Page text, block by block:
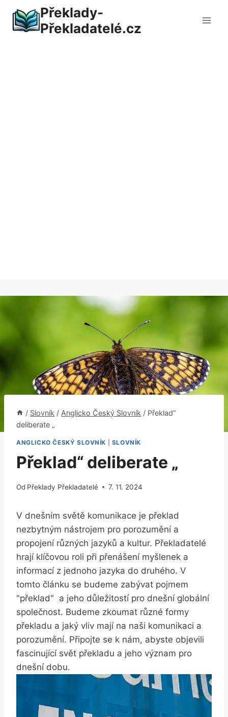
obsah
Překlady-
Překladatelé.cz
/ Slovník / Anglicko Český Slovník / Překlad“
deliberate „
ANGLICKO ČESKÝ SLOVNÍK SLOVNÍK
Překlad“ deliberate „
Od Překlady Překladatelé 7. 11. 2024
V dnešním světě komunikace je překlad
nezbytným⁤ nástrojem pro porozumění a⁤
propojení různých jazyků a kultur. Překladatelé
hrají klíčovou roli při přenášení myšlenek⁤ a ​
informací z jednoho jazyka do ⁣druhého. V‍
tomto článku se budeme zabývat pojmem ⁢
"překlad" ⁣ a ⁤jeho důležitostí pro dnešní‍ globální
⁣společnost.‍ Budeme zkoumat různé formy
‍překladu a ⁢jaký​ vliv mají na naši​ komunikaci‌ a
porozumění. Připojte se k ⁣nám, abyste objevili
fascinující svět překladu a⁢ jeho význam pro
⁢dnešní dobu.